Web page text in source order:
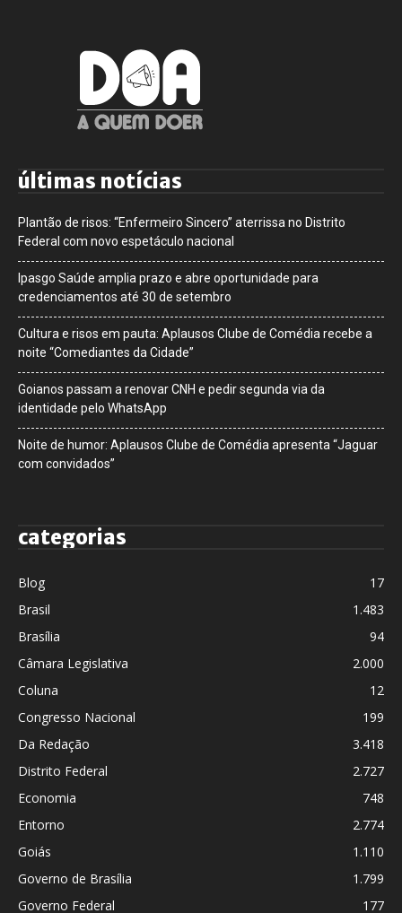
últimas notícias
Plantão de risos: “Enfermeiro Sincero” aterrissa no Distrito
Federal com novo espetáculo nacional
Ipasgo Saúde amplia prazo e abre oportunidade para
credenciamentos até 30 de setembro
Cultura e risos em pauta: Aplausos Clube de Comédia recebe a
noite “Comediantes da Cidade”
Goianos passam a renovar CNH e pedir segunda via da
identidade pelo WhatsApp
Noite de humor: Aplausos Clube de Comédia apresenta “Jaguar
com convidados”
categorias
Blog
17
Brasil
1.483
Brasília
94
Câmara Legislativa
2.000
Coluna
12
Congresso Nacional
199
Da Redação
3.418
Distrito Federal
2.727
Economia
748
Entorno
2.774
Goiás
1.110
Governo de Brasília
1.799
Governo Federal
177